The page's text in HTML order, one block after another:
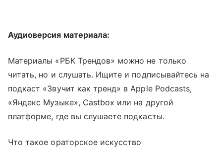
Аудиоверсия материала:
Материалы «РБК Трендов» можно не только
читать, но и слушать. Ищите и подписывайтесь на
подкаст «Звучит как тренд» в Apple Podcasts,
«Яндекс Музыке», Castbox или на другой
платформе, где вы слушаете подкасты.
Что такое ораторское искусство